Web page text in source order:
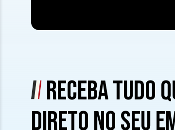
RECEBA TUDO
DIRETO NO SEU